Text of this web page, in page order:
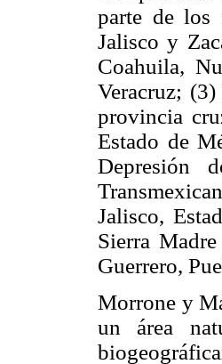
parte de los
Jalisco y
Coahuila,
Veracruz;
provincia
Estado de
Depresión
Jalisco,
Sierra
Guerrero,
Morrone y
un área